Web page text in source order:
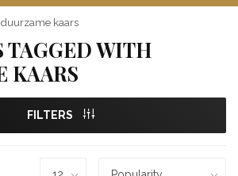
duurzame kaars
TAGGED WITH
KAARS
FILTERS